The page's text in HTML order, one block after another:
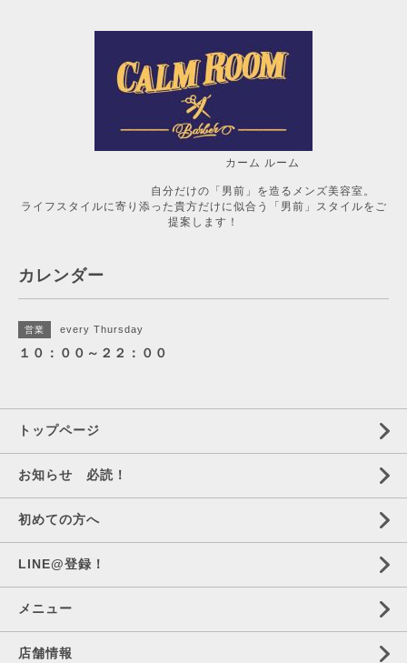
カーム ルーム
自分だけの「男前」を造るメンズ美容室。
ライフスタイルに寄り添った貴方だけに似合う「男前」スタイルをご
提案します！
カレンダー
営業 every Thursday
１０：００～２２：００
トップページ
お知らせ 必読！
初めての方へ
LINE@登録！
メニュー
店舗情報